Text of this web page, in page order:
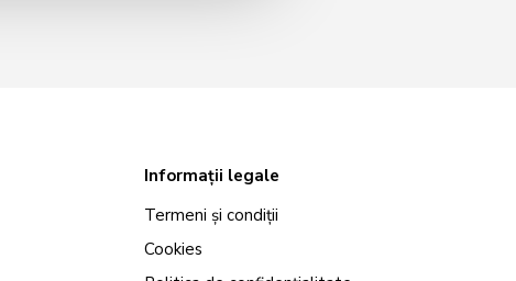
Informații legale
Termeni și condiții
Cookies